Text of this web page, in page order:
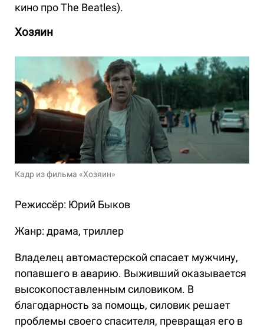
кино про The Beatles).
Хозяин
Кадр из фильма «Хозяин»
Режиссёр: Юрий Быков
Жанр: драма, триллер
Владелец автомастерской спасает мужчину,
попавшего в аварию. Выживший оказывается
высокопоставленным силовиком. В
благодарность за помощь, силовик решает
проблемы своего спасителя, превращая его в